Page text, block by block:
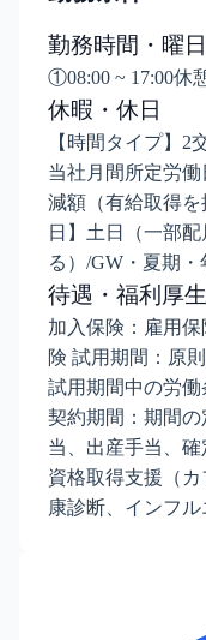
勤務時間・曜日
①08:00 ~ 17:00休
休暇・休日
【時間タイプ】
当社月間所定労
減額（有給取得
日】土日（一部
る）/GW・夏期
待遇・福利厚生
加入保険：雇用
険 試用期間：原
試用期間中の労
契約期間：期間
当、出産手当、確
資格取得支援（
康診断、インフ